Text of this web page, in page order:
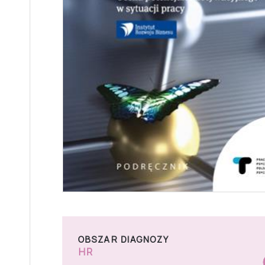
OBSZAR DIAGNOZY
HR